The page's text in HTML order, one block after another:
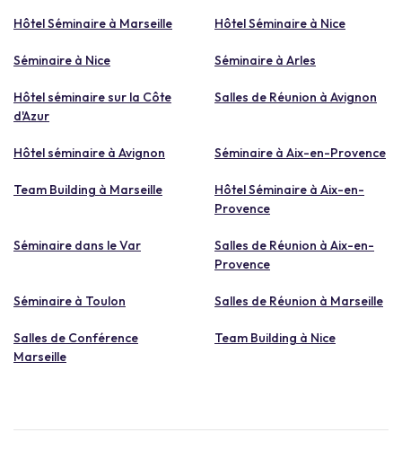
Hôtel Séminaire à Marseille Hôtel Séminaire à Nice
Séminaire à Nice Séminaire à Arles
Hôtel séminaire sur la Côte
d'Azur
Salles de Réunion à Avignon
Hôtel séminaire à Avignon Séminaire à Aix-en-Provence
Team Building à Marseille
Hôtel Séminaire à Aix-en-
Provence
Séminaire dans le Var
Salles de Réunion à Aix-en-
Provence
Séminaire à Toulon Salles de Réunion à Marseille
Salles de Conférence
Marseille
Team Building à Nice